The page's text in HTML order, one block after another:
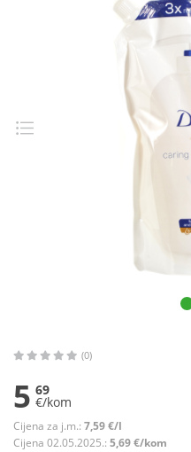
(0)
5 69
€/kom
Cijena za j.m.: 7,59 €/l
Cijena 02.05.2025.: 5,69 €/kom